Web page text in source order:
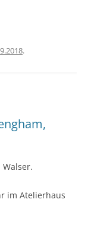
.
im Atelierhaus